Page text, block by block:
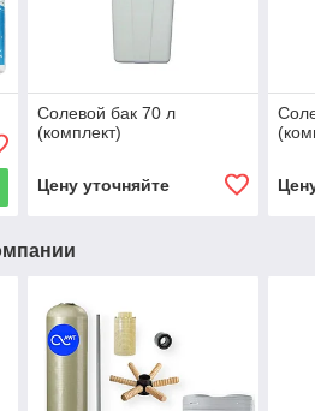
Солевой бак 70 л
(комплект)
Цену уточняйте